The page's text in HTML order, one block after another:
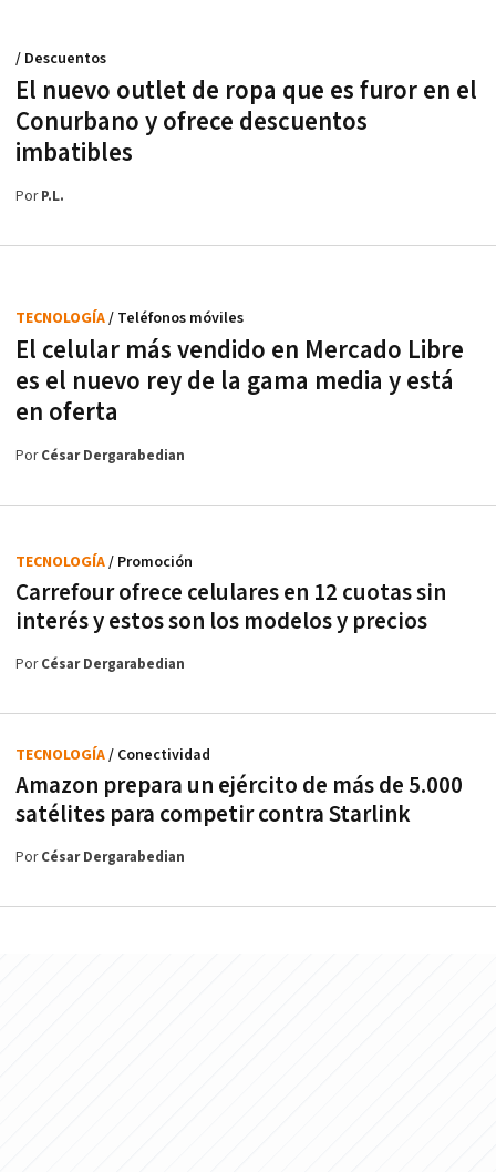
El nuevo outlet de ropa que es furor en el
Conurbano y ofrece descuentos
imbatibles
/ Descuentos
PorP.L.
El celular más vendido en Mercado Libre
es el nuevo rey de la gama media y está
en oferta
TECNOLOGÍA/ Teléfonos móviles
PorCésar Dergarabedian
Carrefour ofrece celulares en 12 cuotas sin
interés y estos son los modelos y precios
TECNOLOGÍA/ Promoción
PorCésar Dergarabedian
Amazon prepara un ejército de más de 5.000
satélites para competir contra Starlink
TECNOLOGÍA/ Conectividad
PorCésar Dergarabedian